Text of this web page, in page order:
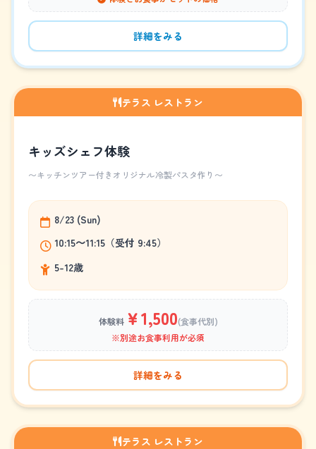
詳細をみる
テラス レストラン
キッズシェフ体験
～キッチンツアー付きオリジナル冷製パスタ作り～
8/23 (Sun)
10:15～11:15（受付 9:45）
5-12歳
体験料￥1,500(食事代別)
※別途お食事利用が必須
詳細をみる
テラス レストラン